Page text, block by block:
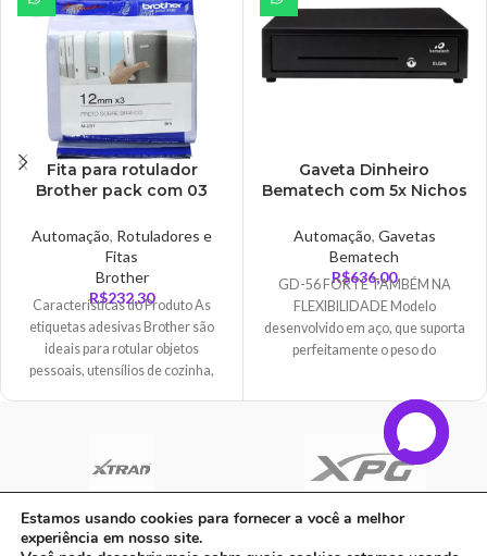
Fita para rotulador
Brother pack com 03
M231M3
Automação, Rotuladores e
Fitas
Brother
R$232,30
Características do Produto As
etiquetas adesivas Brother são
ideais para rotular objetos
pessoais, utensílios de cozinha,
Gaveta Dinheiro
Bematech com 5x Nichos
Moedas, Preto – GD-56
Automação, Gavetas
Bematech
R$636,00
GD-56 FORTE TAMBÉM NA
FLEXIBILIDADE Modelo
desenvolvido em aço, que suporta
perfeitamente o peso do
gaveta mais confiável do mercado;
Possui abertura horizontal e pode
ser acionada tanto pela impressora
quanto manualmente; Três
operação automática e com
C A Informatica Ltda | CNPJ: 33.482.008/0001-90 | Avenida Dos Ipês,
Estamos usando cookies para fornecer a você a melhor
experiência em nosso site.